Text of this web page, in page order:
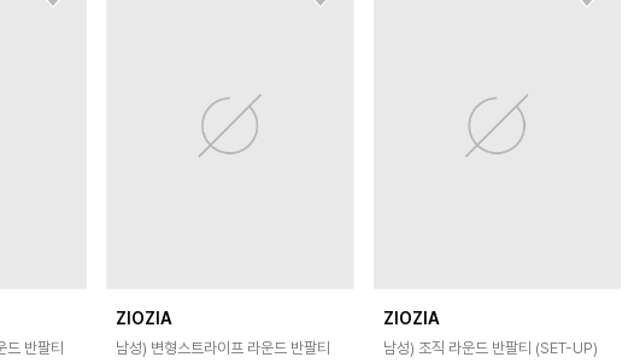
드 반팔티
ZIOZIA
남성) 변형스트라이프 라운드 반팔티
ZIOZIA
남성) 조직 라운드 반팔티 (SET-UP)